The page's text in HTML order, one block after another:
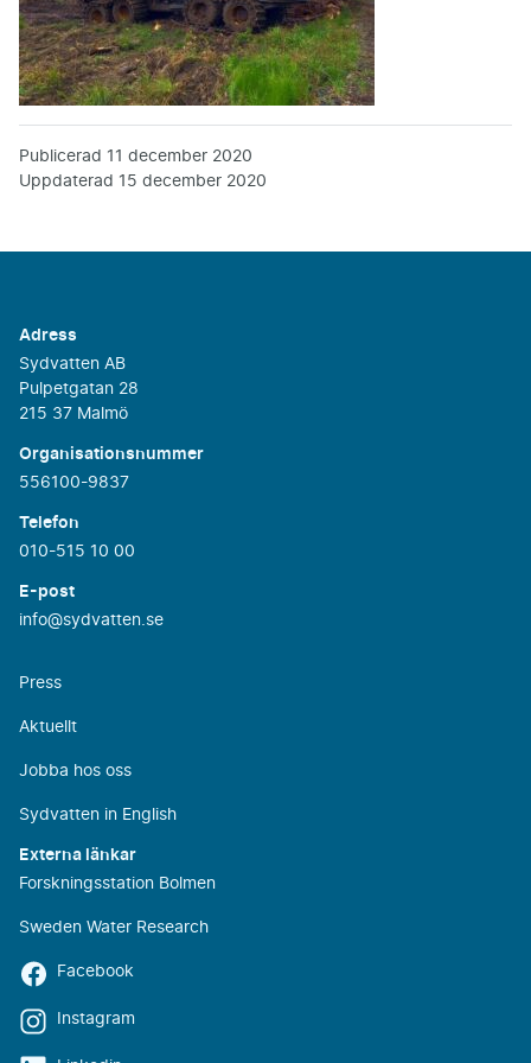
Publicerad 11 december 2020
Uppdaterad 15 december 2020
Adress
Sydvatten AB
Pulpetgatan 28
215 37 Malmö
Organisationsnummer
556100-9837
Telefon
010-515 10 00
E-post
info@sydvatten.se
Press
Aktuellt
Jobba hos oss
Sydvatten in English
Externa länkar
Forskningsstation Bolmen
Sweden Water Research
Facebook
Instagram